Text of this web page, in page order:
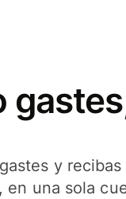
y
en una sola